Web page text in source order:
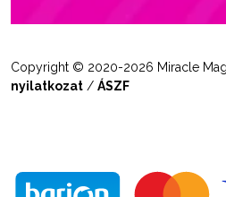
Copyright © 2020-2026 Miracle
nyilatkozat / ÁSZF